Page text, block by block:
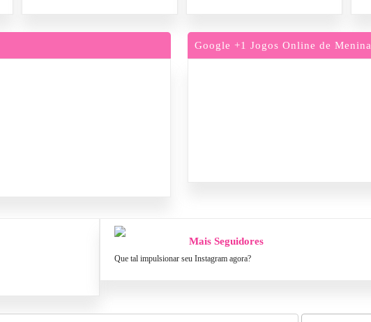
Google +1 Jogos Online de Menina
Mais Seguidores
Que tal impulsionar seu Instagram agora?